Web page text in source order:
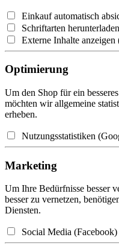
Einkauf automatisch
Schriftarten
Externe Inhalte anzeigen
Optimierung
Um den Shop für ein
möchten wir allgemeine
erheben.
Nutzungsstatistiken
Marketing
Um Ihre Bedürfnisse besser
besser zu vernetzen,
Diensten.
Social Media (Facebook)